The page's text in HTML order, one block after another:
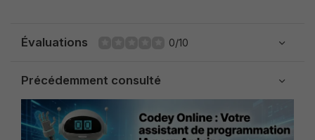
Évaluations 0/10
Précédemment consulté